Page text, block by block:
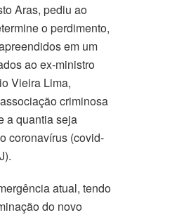
Aras, pediu ao
o perdimento,
em um
ao ex-ministro
Vieira Lima,
criminosa
a quantia seja
coronavírus (covid-
atual, tendo
do novo